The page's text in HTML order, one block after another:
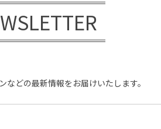
などの最新情報をお届けいたします。